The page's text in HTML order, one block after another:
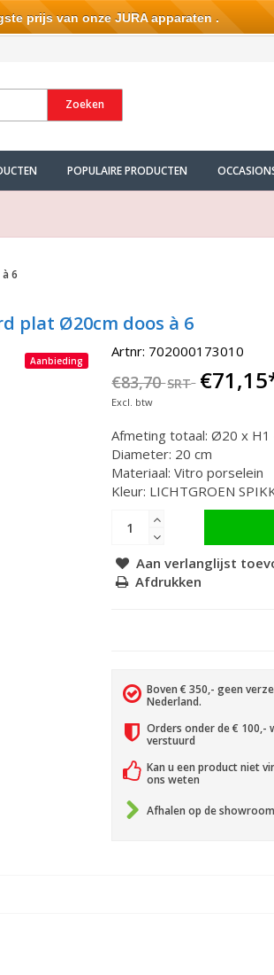
Zoeken
POPULAIRE PRODUCTEN
6
plat Ø20cm doos à 6
Aanbieding
Artnr: 702000173010
€83,70SRT €71,15
Excl. btw
Afmeting totaal: Ø20 x H1
Diameter: 20 cm
Materiaal: Vitro porselein
Kleur: LICHTGROEN
Aan verlanglijst
Afdrukken
Boven € 350,- geen
Nederland.
Orders onder de € 100,-
verstuurd
Kan u een product niet
ons weten
Afhalen op de
prijs van onze JURA apparaten .